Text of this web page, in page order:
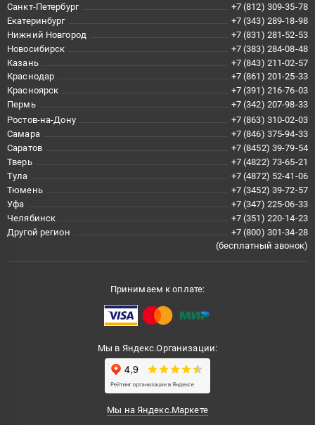
Санкт-Петербург
+7 (812) 309-35-78
Екатеринбург
+7 (343) 289-18-98
Нижний Новгород
+7 (831) 281-52-53
Новосибирск
+7 (383) 284-08-48
Казань
+7 (843) 211-02-57
Краснодар
+7 (861) 201-25-33
Красноярск
+7 (391) 216-76-03
Пермь
+7 (342) 207-98-33
Ростов-на-Дону
+7 (863) 310-02-03
Самара
+7 (846) 375-94-33
Саратов
+7 (8452) 39-79-54
Тверь
+7 (4822) 73-65-21
Тула
+7 (4872) 52-41-06
Тюмень
+7 (3452) 39-72-57
Уфа
+7 (347) 225-06-33
Челябинск
+7 (351) 220-14-23
Другой регион
+7 (800) 301-34-28
(бесплатный звонок)
Принимаем к оплате:
Мы в Яндекс.Организации:
Мы на Яндекс.Маркете